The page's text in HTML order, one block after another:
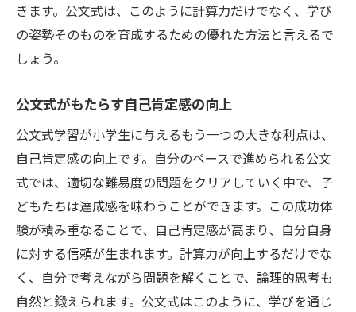
きます。公文式は、このように計算力だけでなく、学び
の姿勢そのものを育成するための優れた方法と言えるで
しょう。
公文式がもたらす自己肯定感の向上
公文式学習が小学生に与えるもう一つの大きな利点は、
自己肯定感の向上です。自分のペースで進められる公文
式では、適切な難易度の問題をクリアしていく中で、子
どもたちは達成感を味わうことができます。この成功体
験が積み重なることで、自己肯定感が高まり、自分自身
に対する信頼が生まれます。計算力が向上するだけでな
く、自分で考えながら問題を解くことで、論理的思考も
自然と鍛えられます。公文式はこのように、学びを通じ